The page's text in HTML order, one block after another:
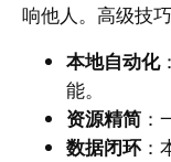
响他人。高级技
本地自动化
能。
资源精简 ：
数据闭环：